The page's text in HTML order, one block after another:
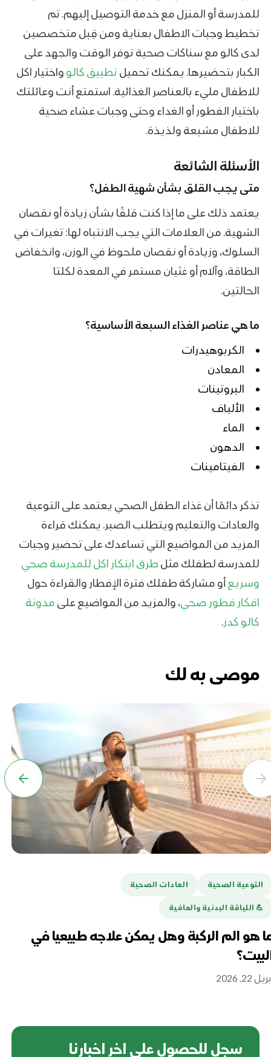
للمدرسة أو المنزل مع خدمة التوصيل إليهم. تم
تخطيط وجبات الاطفال بعناية ومن قِبل متخصصين
لدى كالو مع سناكات صحية توفر الوقت والجهد على
الكبار بتحضيرها. يمكنك تحميلتطبيق كالو واختيار اكل
للاطفال مليء بالعناصر الغذائية. استمتع أنت وعائلتك
باختيار الفطور أو الغداء وحتى وجبات عشاء صحية
للاطفال مشبعة ولذيذة.
الأسئلة الشائعة
متى يجب القلق بشأن شهية الطفل؟
يعتمد ذلك على ما إذا كنت قلقًا بشأن زيادة أو نقصان
الشهية. من العلامات التي يجب الانتباه لها: تغيرات في
السلوك، وزيادة أو نقصان ملحوظ في الوزن، وانخفاض
الطاقة، وآلام أو غثيان مستمر في المعدة لكلتا
الحالتين.
ما هي عناصر الغذاء السبعة الأساسية؟
الكربوهيدرات
المعادن
البروتينات
الألياف
الماء
الدهون
الفيتامينات
تذكر دائمًا أن غذاء الطفل الصحي يعتمد على التوعية
والعادات والتعليم ويتطلب الصبر. يمكنك قراءة
المزيد من المواضيع التي تساعدك على تحضير وجبات
للمدرسة لطفلك مثل طرق ابتكار اكل للمدرسة صحي
وسريعأو مشاركة طفلك فترة الإفطار والقراءة حول
افكار فطور صحي، والمزيد من المواضيع على مدونة
كالو كدز.
موصى به لك
التوعية الصحية العادات الصحية
💪️ اللياقة البدنية والعافية
هو الم الركبة وهل يمكن علاجه طبيعيا في
22, 2026
سجل للحصول على اخر اخبارنا